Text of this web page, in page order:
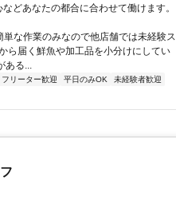
どあなたの都合に合わせて働けます。
な作業のみなので他店舗では未経験ス
ら届く鮮魚や加工品を小分けにしてい
ある...
フリーター歓迎 平日のみOK
未経験者歓迎